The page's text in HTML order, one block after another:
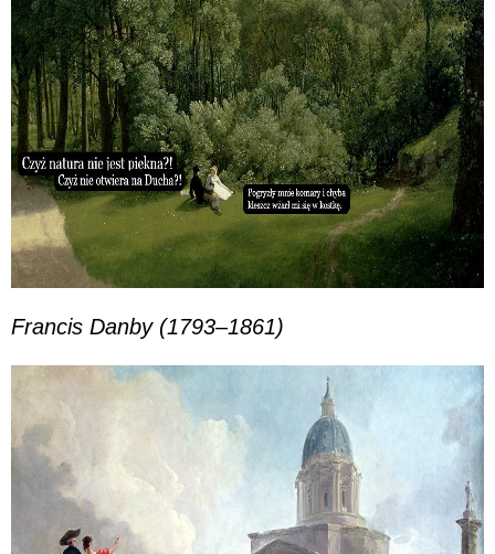
Francis Danby (1793–1861)